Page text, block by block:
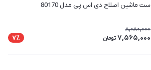
ست ماشین اصلاح دی اس پی مدل 80170
8,080,000
7,565,000 تومان 7٪